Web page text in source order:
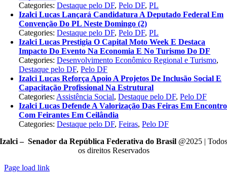
Categories:Destaque pelo DF,Pelo DF,PL
Izalci Lucas Lançará Candidatura A Deputado Federal Em
Convenção Do PL Neste Domingo (2)
Categories:Destaque pelo DF,Pelo DF,PL
Izalci Lucas Prestigia O Capital Moto Week E Destaca
Impacto Do Evento Na Economia E No Turismo Do DF
Categories:Desenvolvimento Econômico Regional e Turismo,
Destaque pelo DF,Pelo DF
Izalci Lucas Reforça Apoio A Projetos De Inclusão Social E
Capacitação Profissional Na Estrutural
Categories: Assistência Social,Destaque pelo DF,Pelo DF
Izalci Lucas Defende A Valorização Das Feiras Em Encontro
Com Feirantes Em Ceilândia
Categories:Destaque pelo DF,Feiras,Pelo DF
Izalci – Senador da República Federativa do Brasil @2025 | Todos
os direitos Reservados
Page load link